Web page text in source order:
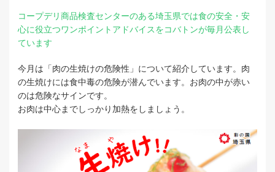
コープデリ商品検査センターのある埼玉県では食の安全・安
心に役立つワンポイントアドバイスをコバトンが毎月公表し
ています
今月は「肉の生焼けの危険性」について紹介しています。肉
の生焼けには食中毒の危険が潜んでいます。お肉の中が赤い
のは危険なサインです。
お肉は中心までしっかり加熱をしましょう。